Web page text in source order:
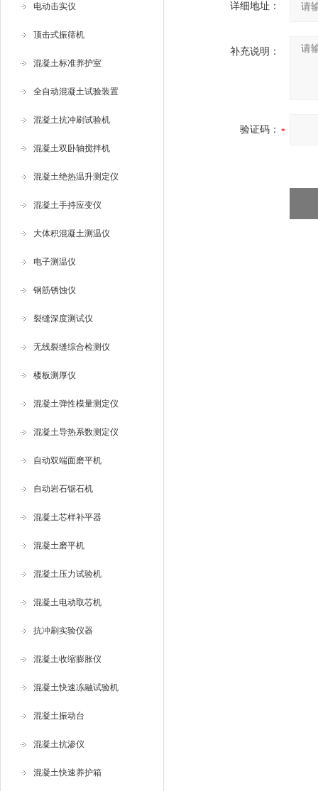
电动击实仪
顶击式振筛机
混凝土标准养护室
全自动混凝土试验装置
混凝土抗冲刷试验机
混凝土双卧轴搅拌机
混凝土绝热温升测定仪
混凝土手持应变仪
大体积混凝土测温仪
电子测温仪
钢筋锈蚀仪
裂缝深度测试仪
无线裂缝综合检测仪
楼板测厚仪
混凝土弹性模量测定仪
混凝土导热系数测定仪
自动双端面磨平机
自动岩石锯石机
混凝土芯样补平器
混凝土磨平机
混凝土压力试验机
混凝土电动取芯机
抗冲刷实验仪器
混凝土收缩膨胀仪
混凝土快速冻融试验机
混凝土振动台
混凝土抗渗仪
混凝土快速养护箱
详细地址：
补充说明：
验证码：